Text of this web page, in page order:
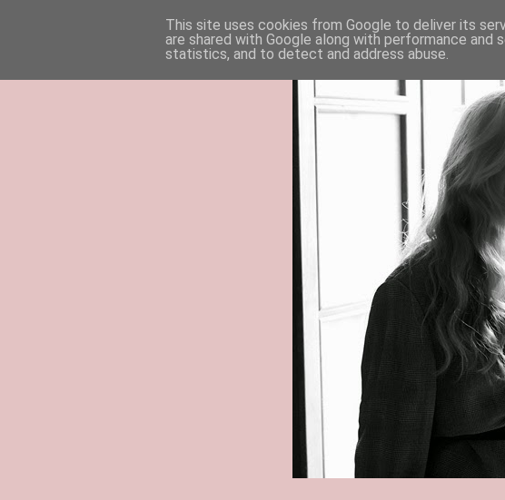
This site uses cookies from Google to deliver its
are shared with Google along with performance
statistics, and to detect and address abuse.